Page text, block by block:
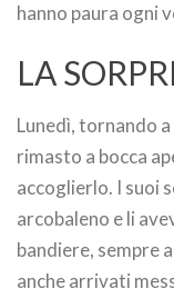
hanno paura ogni
LA
Lunedì, tornando
rimasto a bocca
accoglierlo. I suoi
arcobaleno e li
bandiere, sempre
anche arrivati